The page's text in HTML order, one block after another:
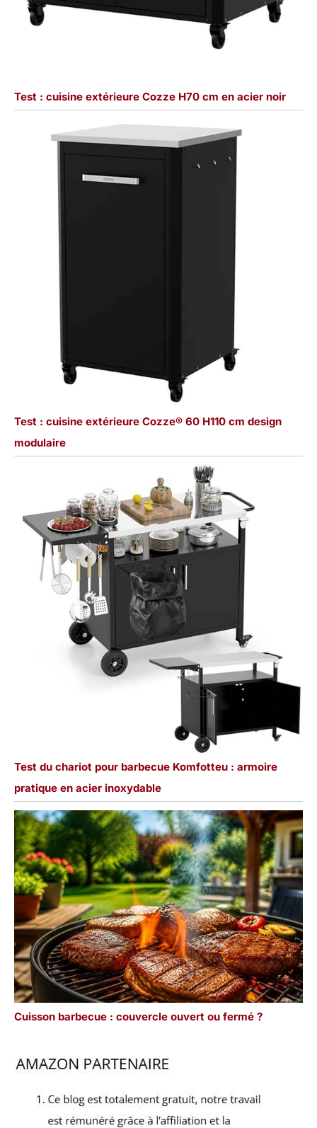
Test : cuisine extérieure Cozze H70 cm en acier noir
Test : cuisine extérieure Cozze® 60 H110 cm design
modulaire
Test du chariot pour barbecue Komfotteu : armoire
pratique en acier inoxydable
Cuisson barbecue : couvercle ouvert ou fermé ?